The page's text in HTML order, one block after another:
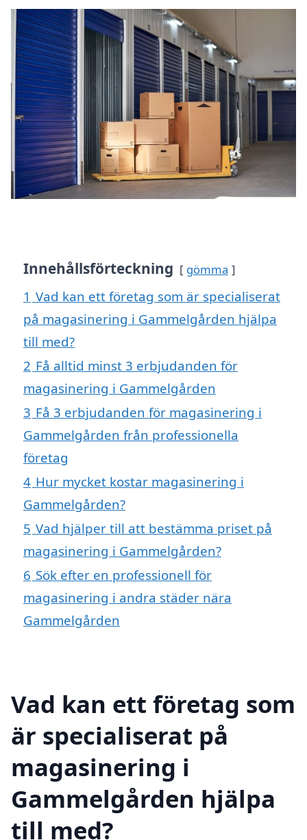
Innehållsförteckning gömma
1 Vad kan ett företag som är specialiserat
på magasinering i Gammelgården hjälpa
till med?
2 Få alltid minst 3 erbjudanden för
magasinering i Gammelgården
3 Få 3 erbjudanden för magasinering i
Gammelgården från professionella
företag
4 Hur mycket kostar magasinering i
Gammelgården?
5 Vad hjälper till att bestämma priset på
magasinering i Gammelgården?
6 Sök efter en professionell för
magasinering i andra städer nära
Gammelgården
Vad kan ett företag som
är specialiserat på
magasinering i
Gammelgården hjälpa
till med?